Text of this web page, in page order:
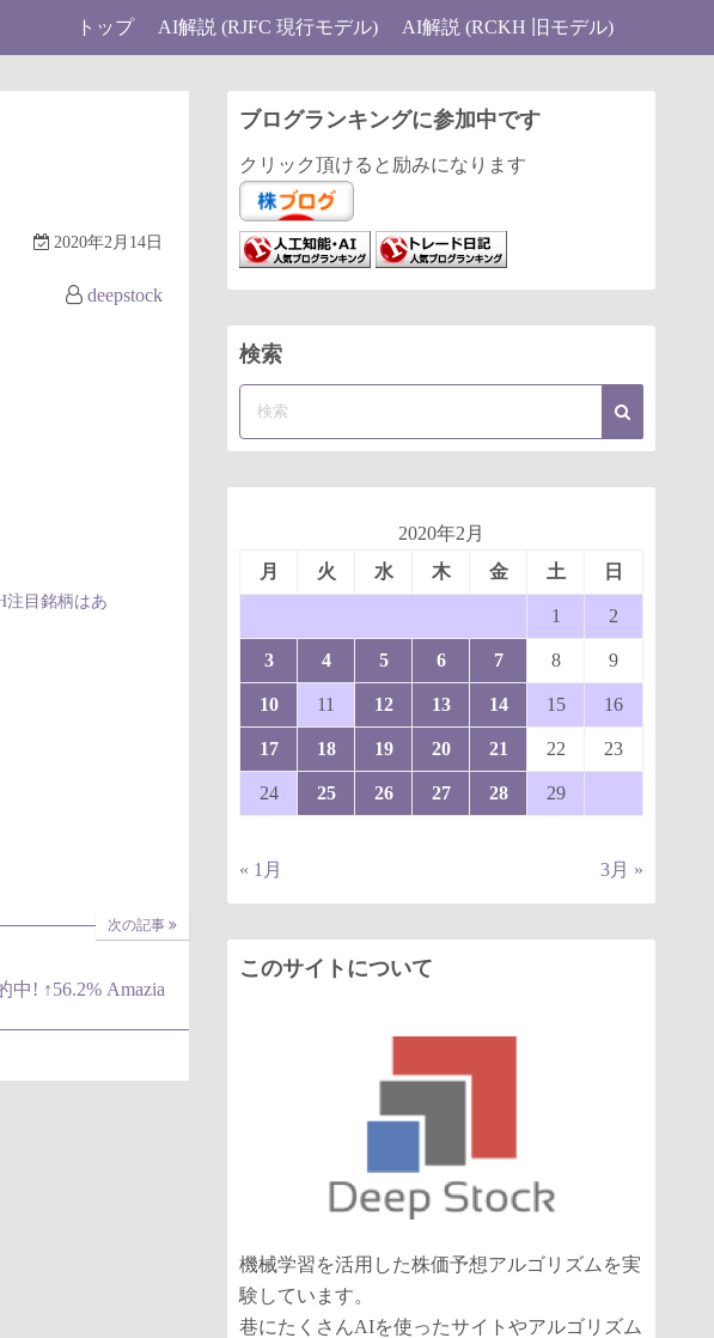
トップ AI解説 (RJFC 現行モデル) AI解説 (RCKH 旧モデル)
2020年2月14日
deepstock
注目銘柄はあ
次の記事
中! ↑56.2% Amazia
ブログランキングに参加中です
クリック頂けると励みになります
検索
2020年2月
月
火 水 木 金 土 日
1 2
3 4 5 6 7 8 9
10 11 12 13 14 15 16
17 18 19 20 21 22 23
24 25 26 27 28 29
« 1月 3月 »
このサイトについて
機械学習を活用した株価予想アルゴリズムを実
験しています。
巷にたくさんAIを使ったサイトやアルゴリズム